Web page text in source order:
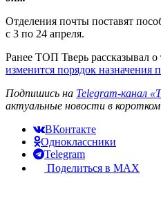
Отделения почты поставят
с 3 по 24 апреля.
Ранее ТОП Тверь рассказывал о
изменится порядок назначения
Подпишись на Telegram-канал
актуальные новости в
ВКонтакте
Одноклассники
Telegram
Поделиться в MAX